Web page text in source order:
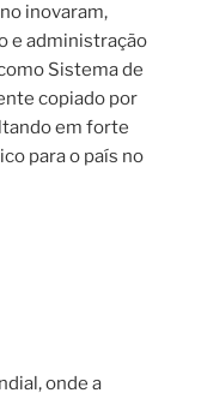
inovaram,
e administração
Sistema de
copiado por
em forte
para o país no
onde a